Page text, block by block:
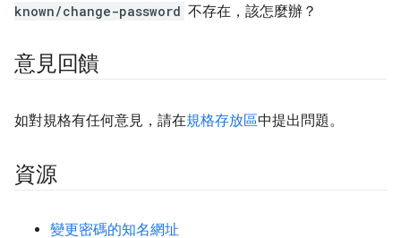
known/change-password 不存在，該怎麼辦？
意見回饋
如對規格有任何意見，請在規格存放區中提出問題。
資源
變更密碼的知名網址